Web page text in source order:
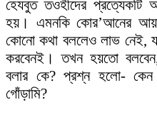
হেযবুত তওহীদের প্রত্যেকটি
হয়। এমনকি কোর’আনের
কোনো কথা বললেও লাভ নেই,
করবেনই। তখন হয়তো
বলার কে? প্রশ্ন হলো-
গোঁড়ামি?